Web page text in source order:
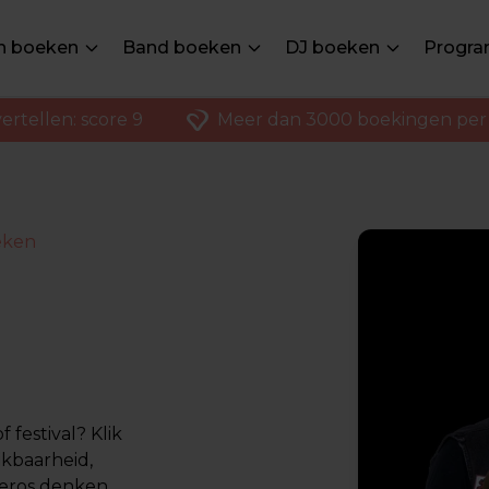
boeken Band boeken DJ boeken
score 9 Meer dan 3000 boekingen per
festival? Klik